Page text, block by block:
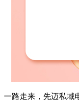
一路走来，先迈私域